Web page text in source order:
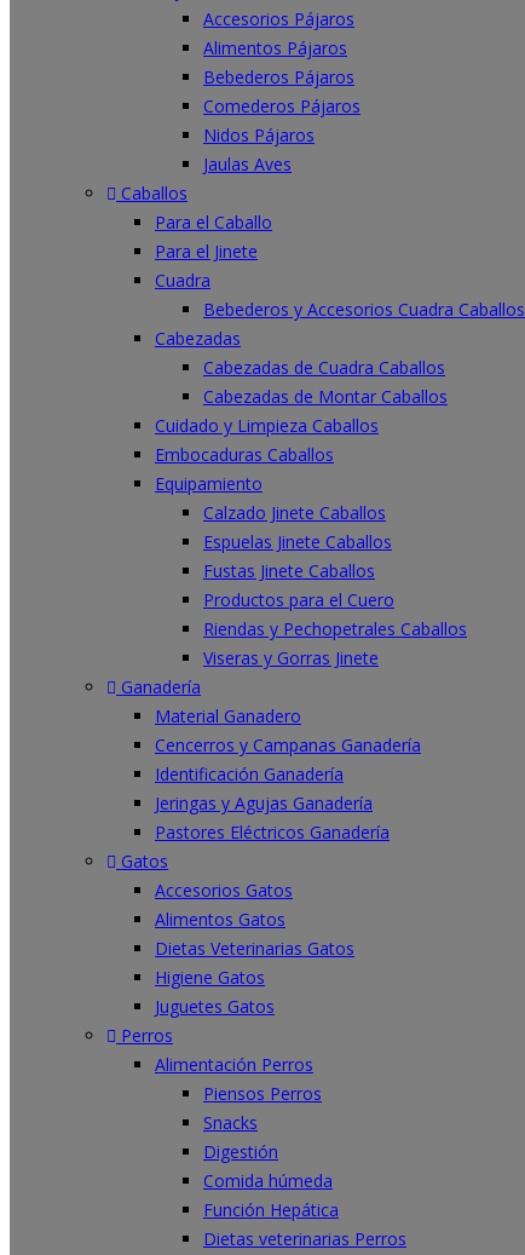
Accesorios Pájaros
Alimentos Pájaros
Bebederos Pájaros
Comederos Pájaros
Nidos Pájaros
Jaulas Aves
Caballos
Para el Caballo
Para el Jinete
Cuadra
Bebederos y Accesorios Cuadra Caballos
Cabezadas
Cabezadas de Cuadra Caballos
Cabezadas de Montar Caballos
Cuidado y Limpieza Caballos
Embocaduras Caballos
Equipamiento
Calzado Jinete Caballos
Espuelas Jinete Caballos
Fustas Jinete Caballos
Productos para el Cuero
Riendas y Pechopetrales Caballos
Viseras y Gorras Jinete
Ganadería
Material Ganadero
Cencerros y Campanas Ganadería
Identificación Ganadería
Jeringas y Agujas Ganadería
Pastores Eléctricos Ganadería
Gatos
Accesorios Gatos
Alimentos Gatos
Dietas Veterinarias Gatos
Higiene Gatos
Juguetes Gatos
Perros
Alimentación Perros
Piensos Perros
Snacks
Digestión
Comida húmeda
Función Hepática
Dietas veterinarias Perros